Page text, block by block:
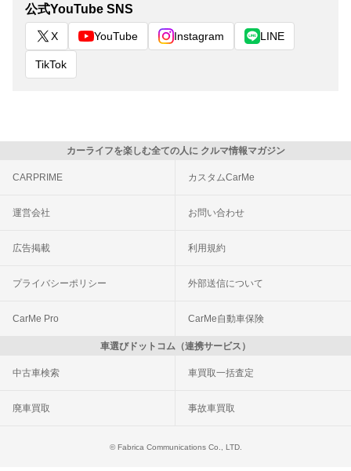
公式YouTube SNS
X YouTube Instagram LINE
TikTok
カーライフを楽しむ全ての人に クルマ情報マガジン
CARPRIME カスタムCarMe
運営会社 お問い合わせ
広告掲載 利用規約
プライバシーポリシー 外部送信について
CarMe Pro CarMe自動車保険
車選びドットコム（連携サービス）
中古車検索 車買取一括査定
廃車買取 事故車買取
© Fabrica Communications Co., LTD.